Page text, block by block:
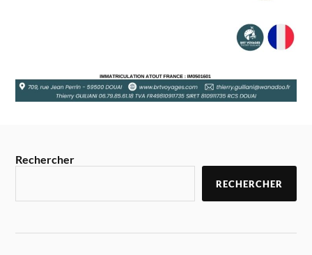
Rechercher
RECHERCHER